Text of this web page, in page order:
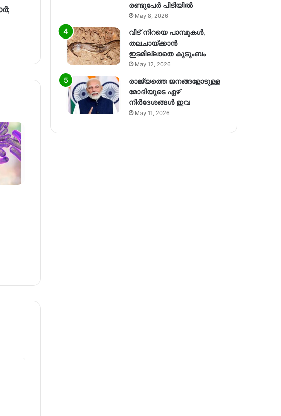
രണ്ടുപേർ പിടിയിൽ
May 8, 2026
വീട് നിറയെ പാമ്പുകൾ,
തലചായ്ക്കാൻ
ഇടമില്ലാതെ കുടുംബം
May 12, 2026
രാജ്യത്തെ ജനങ്ങളോടുള്ള
മോദിയുടെ ഏഴ്
നിര്‍ദേശങ്ങള്‍ ഇവ
May 11, 2026